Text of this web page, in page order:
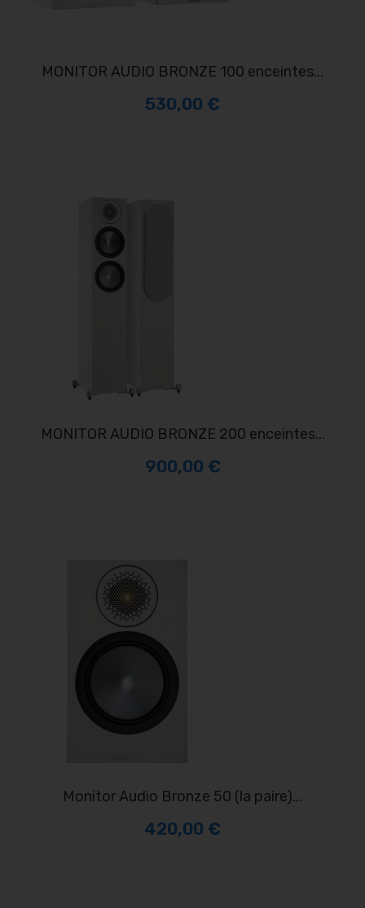
MONITOR AUDIO BRONZE 100 enceintes...
530,00 €
MONITOR AUDIO BRONZE 200 enceintes...
900,00 €
Monitor Audio Bronze 50 (la paire)...
420,00 €